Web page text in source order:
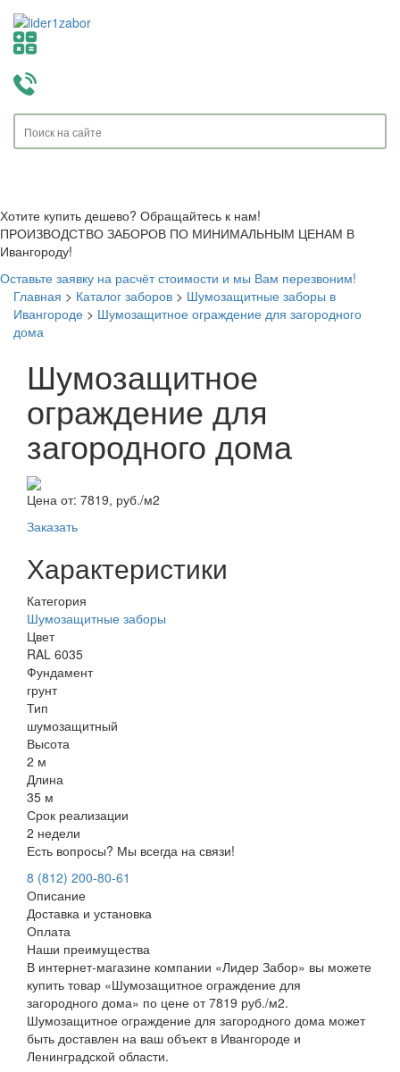
Хотите купить дешево? Обращайтесь к нам!
ПРОИЗВОДСТВО ЗАБОРОВ ПО МИНИМАЛЬНЫМ ЦЕНАМ В
Ивангороду!
Оставьте заявку на расчёт стоимости и мы Вам перезвоним!
Главная > Каталог заборов > Шумозащитные заборы в
Ивангороде > Шумозащитное ограждение для загородного
дома
Шумозащитное
ограждение для
загородного дома
Цена от: 7819, руб./м2
Заказать
Характеристики
Категория
Шумозащитные заборы
Цвет
RAL 6035
Фундамент
грунт
Тип
шумозащитный
Высота
2 м
Длина
35 м
Срок реализации
2 недели
Есть вопросы? Мы всегда на связи!
8 (812) 200-80-61
Описание
Доставка и установка
Оплата
Наши преимущества
В интернет-магазине компании «Лидер Забор» вы можете
купить товар «Шумозащитное ограждение для
загородного дома» по цене от 7819 руб./м2.
Шумозащитное ограждение для загородного дома может
быть доставлен на ваш объект в Ивангороде и
Ленинградской области.